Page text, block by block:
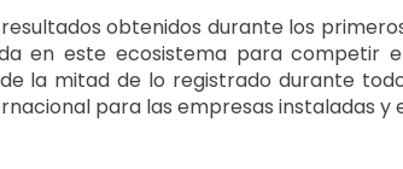
obtenidos durante los
en este ecosistema para competir
la mitad de lo registrado durante
para las empresas instaladas y